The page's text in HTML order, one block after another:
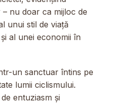
nu doar ca mijloc de
unui stil de viață
al unei economii în
un sanctuar întins pe
lumii ciclismului.
entuziasm și